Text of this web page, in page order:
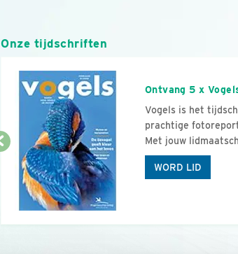
Onze tijdschriften
Ontvang 5 x
Vogels is het
prachtige
Met jouw
WORD LID